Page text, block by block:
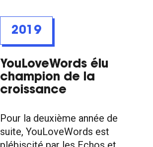
2019
YouLoveWords élu
champion de la
croissance
Pour la deuxième année de
suite, YouLoveWords est